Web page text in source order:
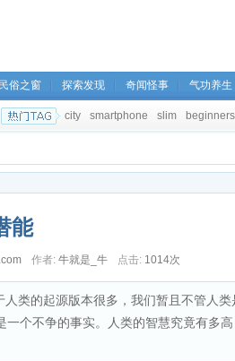
民俗之窗 探索发现 奇闻怪事 气功养生
city smartphone slim beginners
能
作者: 牛就是_牛 点击: 1014次
类的起源版本很多，我们暂且不管人类
个不争的事实。人类的智慧究竟有多高